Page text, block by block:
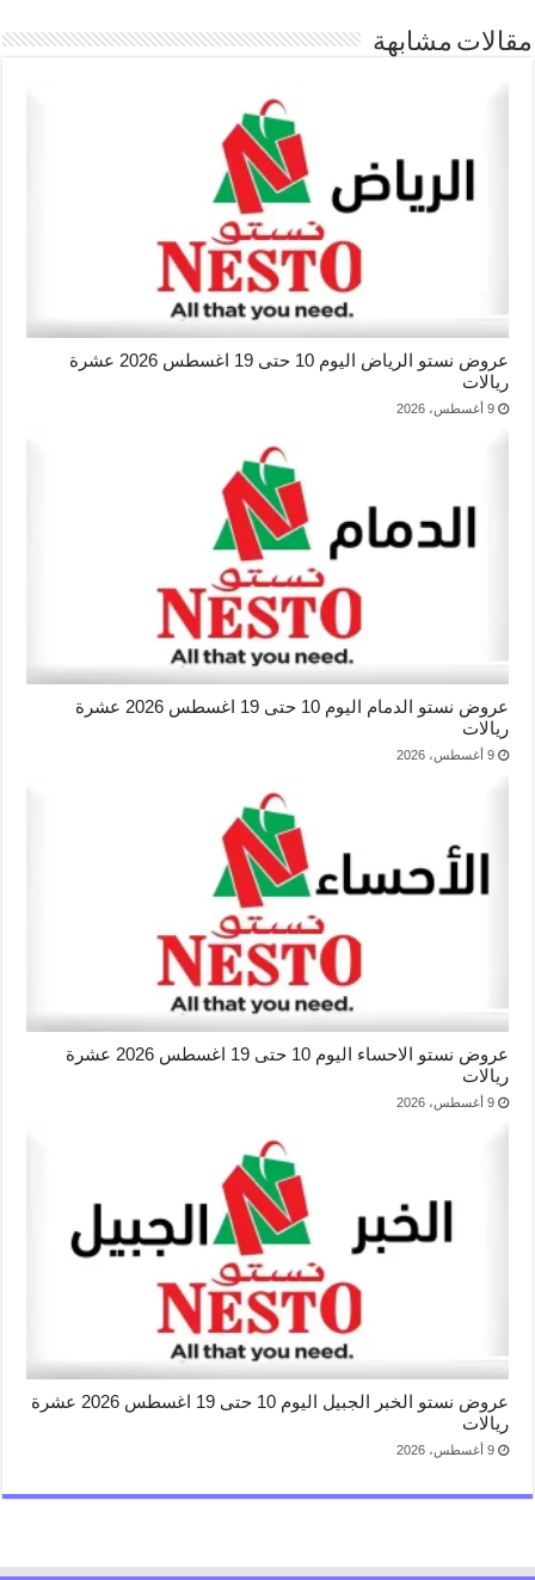
مقالات مشابهة
عروض نستو الرياض اليوم 10 حتى 19 اغسطس 2026 عشرة
ريالات
9 أغسطس، 2026
عروض نستو الدمام اليوم 10 حتى 19 اغسطس 2026 عشرة
ريالات
9 أغسطس، 2026
عروض نستو الاحساء اليوم 10 حتى 19 اغسطس 2026 عشرة
ريالات
9 أغسطس، 2026
عروض نستو الخبر الجبيل اليوم 10 حتى 19 اغسطس 2026 عشرة
ريالات
9 أغسطس، 2026